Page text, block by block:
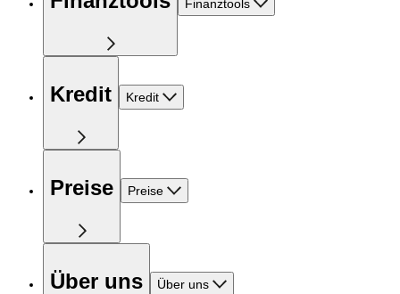
Finanztools
Kredit Kredit
Preise Preise
Über uns Über uns